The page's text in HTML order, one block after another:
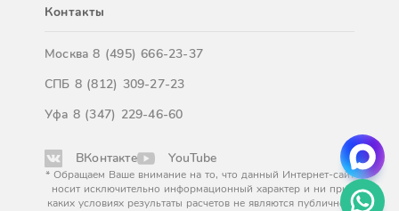
Контакты
Москва8 (495) 666-23-37
СПБ 8 (812) 309-27-23
Уфа 8 (347) 229-46-60
ВКонтакте YouTube
* Обращаем Ваше внимание на то, что данный Интернет-сайт
носит исключительно информационный характер и ни при
каких условиях результаты расчетов не являются публичной